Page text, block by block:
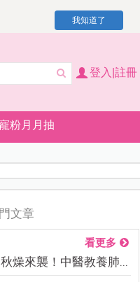
我知道了
登入|註冊
粉月月抽
文章
看更多
燥來襲！中醫教養肺...